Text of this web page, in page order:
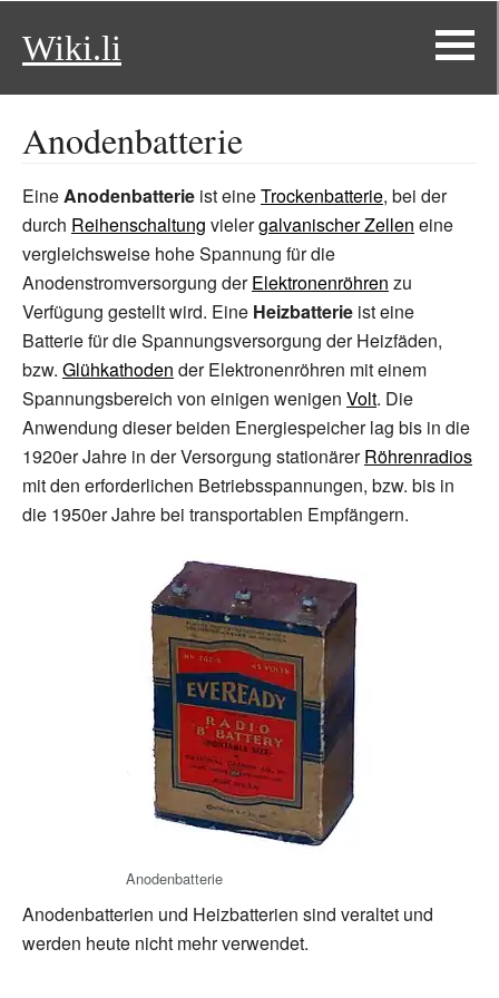
Wiki.li
Anodenbatterie
EineAnodenbatterie ist eineTrockenbatterie, bei der
durch Reihenschaltung vielergalvanischer Zellen eine
vergleichsweise hohe Spannung für die
Anodenstromversorgung derElektronenröhren zu
Verfügung gestellt wird. Eine Heizbatterie ist eine
Batterie für die Spannungsversorgung der Heizfäden,
bzw. Glühkathoden der Elektronenröhren mit einem
Spannungsbereich von einigen wenigen Volt. Die
Anwendung dieser beiden Energiespeicher lag bis in die
1920er Jahre in der Versorgung stationärerRöhrenradios
mit den erforderlichen Betriebsspannungen, bzw. bis in
die 1950er Jahre bei transportablen Empfängern.
Anodenbatterie
Anodenbatterien und Heizbatterien sind veraltet und
werden heute nicht mehr verwendet.